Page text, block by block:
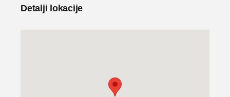
Detalji lokacije